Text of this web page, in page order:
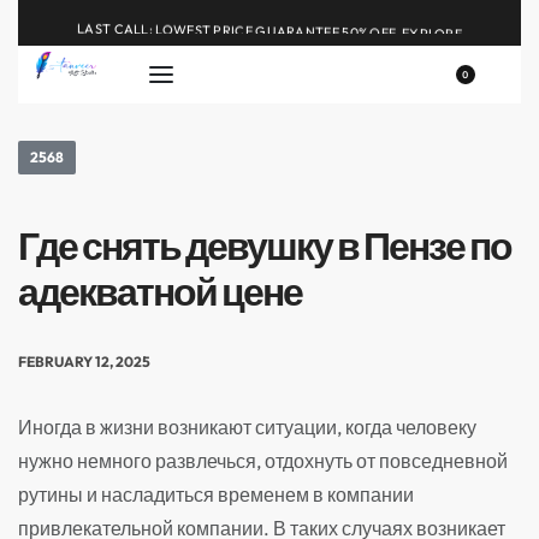
LAST CALL: LOWEST PRICE GUARANTEE 50% OFF.
0
2568
Где снять девушку в Пензе по
адекватной цене
FEBRUARY 12, 2025
Иногда в жизни возникают ситуации, когда человеку
нужно немного развлечься, отдохнуть от повседневной
рутины и насладиться временем в компании
привлекательной компании. В таких случаях возникает